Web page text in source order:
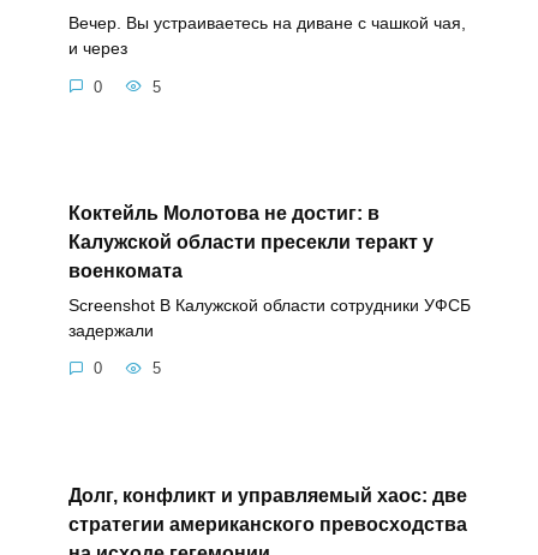
Вечер. Вы устраиваетесь на диване с чашкой чая,
и через
0 5
Коктейль Молотова не достиг: в
Калужской области пресекли теракт у
военкомата
Screenshot В Калужской области сотрудники УФСБ
задержали
0 5
Долг, конфликт и управляемый хаос: две
стратегии американского превосходства